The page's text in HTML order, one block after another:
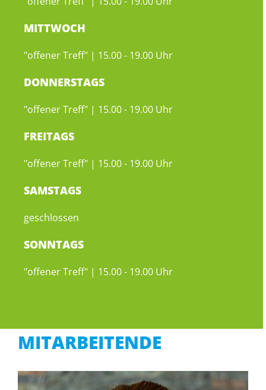
MITTWOCH
"offener Treff" | 15.00 - 19.00 Uhr
DONNERSTAGS
"offener Treff" | 15.00 - 19.00 Uhr
FREITAGS
"offener Treff" | 15.00 - 19.00 Uhr
SAMSTAGS
geschlossen
SONNTAGS
"offener Treff" | 15.00 - 19.00 Uhr
MITARBEITENDE